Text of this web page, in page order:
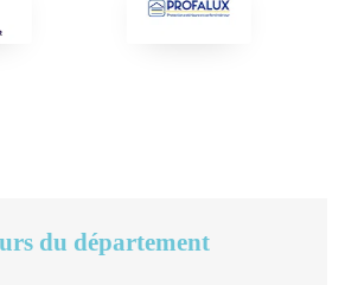
du département